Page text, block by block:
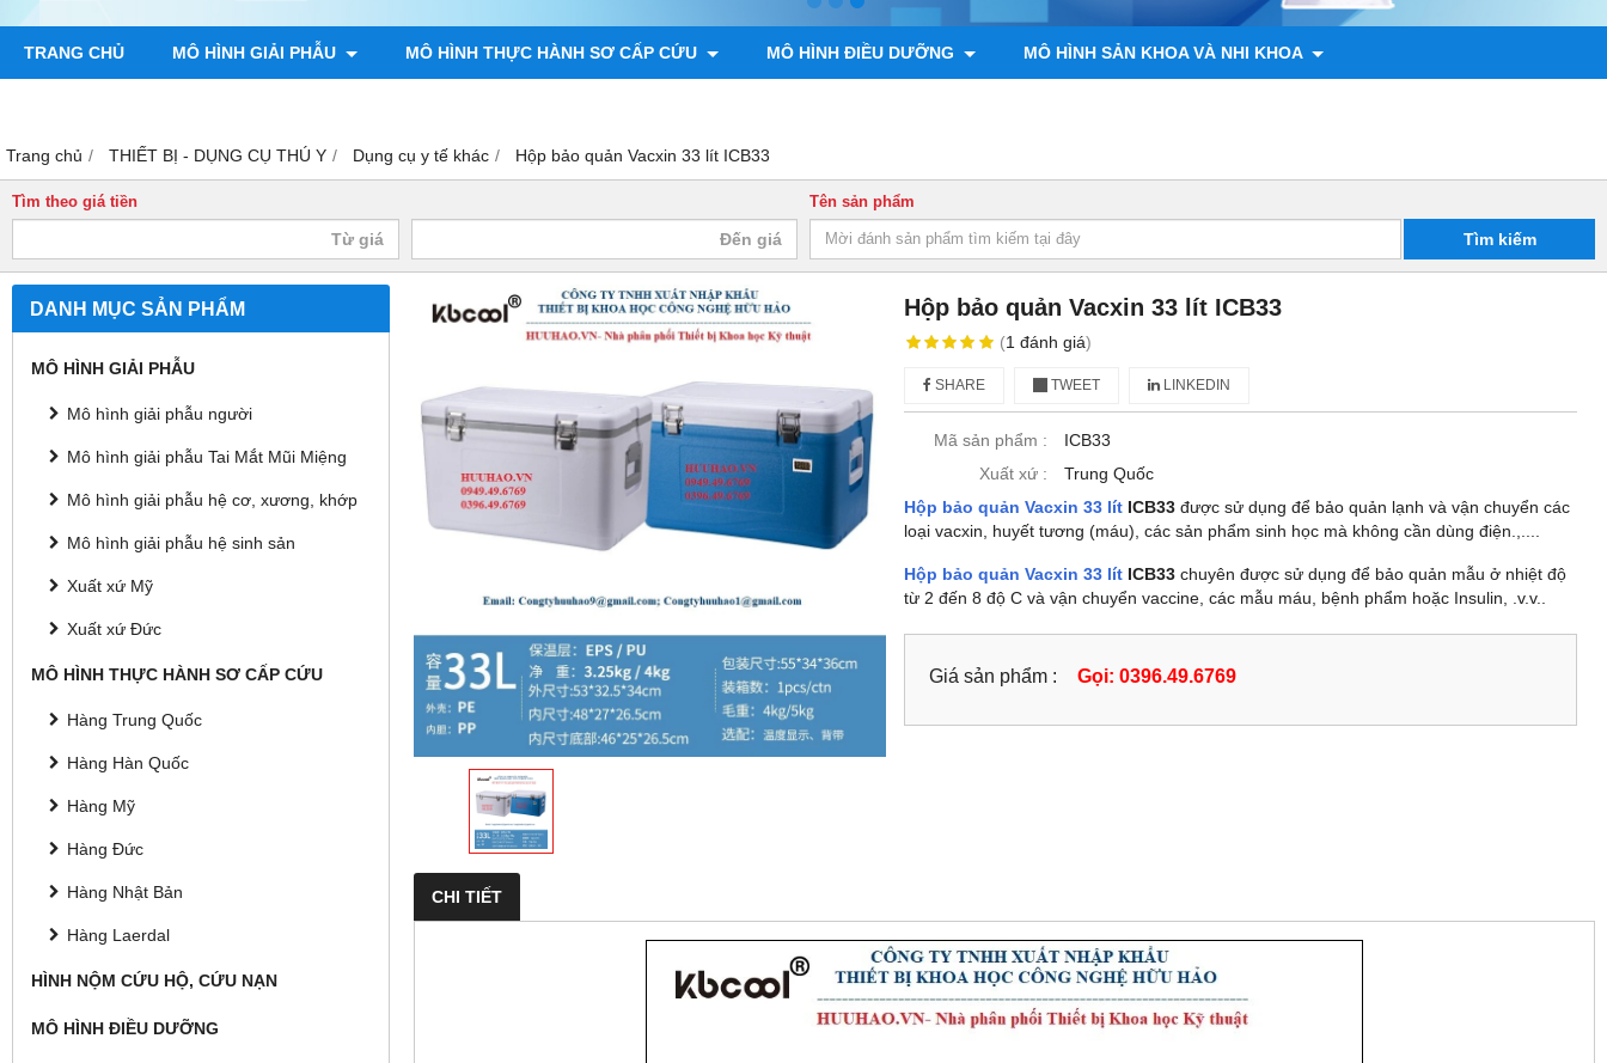
TRANG CHỦ MÔ HÌNH GIẢI PHẪU MÔ HÌNH THỰC HÀNH SƠ CẤP CỨU MÔ HÌNH ĐIỀU DƯỠNG MÔ HÌNH SẢN KHOA VÀ NHI KHOA
Trang chủ THIẾT BỊ - DỤNG CỤ THÚ Y Dụng cụ y tế khác Hộp bảo quản Vacxin 33 lít ICB33
Tìm theo giá tiền Tên sản phẩm
Tìm kiếm
DANH MỤC SẢN PHẨM
MÔ HÌNH GIẢI PHẪU
Mô hình giải phẫu người
Mô hình giải phẫu Tai Mắt Mũi Miệng
Mô hình giải phẫu hệ cơ, xương, khớp
Mô hình giải phẫu hệ sinh sản
Xuất xứ Mỹ
Xuất xứ Đức
MÔ HÌNH THỰC HÀNH SƠ CẤP CỨU
Hàng Trung Quốc
Hàng Hàn Quốc
Hàng Mỹ
Hàng Đức
Hàng Nhật Bản
Hàng Laerdal
HÌNH NỘM CỨU HỘ, CỨU NẠN
MÔ HÌNH ĐIỀU DƯỠNG
Hộp bảo quản Vacxin 33 lít ICB33
(1đánh giá)
SHARE TWEET LINKEDIN
Mã sản phẩm :
ICB33
Xuất xứ :
Trung Quốc
Hộp bảo quản Vacxin 33 lít ICB33 được sử dụng để bảo quản lạnh và vận chuyển các
loại vacxin, huyết tương (máu), các sản phẩm sinh học mà không cần dùng điện.,....
Hộp bảo quản Vacxin 33 lít ICB33 chuyên được sử dụng để bảo quản mẫu ở nhiệt độ
từ 2 đến 8 độ C và vận chuyển vaccine, các mẫu máu, bệnh phẩm hoặc Insulin, .v.v..
Giá sản phẩm : Gọi: 0396.49.6769
CHI TIẾT